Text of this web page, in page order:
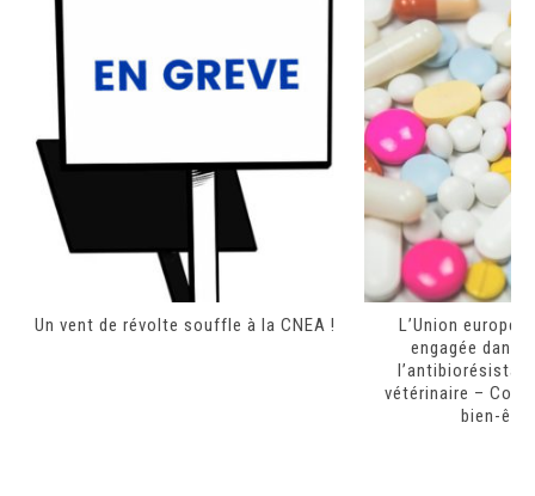
Un vent de révolte souffle à la CNEA !
L’Union
engagée dans
vétérinaire –
bien-